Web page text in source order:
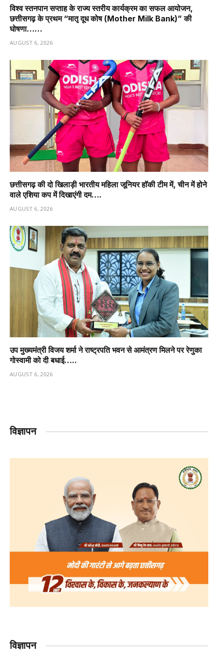
विश्व स्तनपान सप्ताह के राज्य स्तरीय कार्यक्रम का सफल आयोजन,
छत्तीसगढ़ के प्रथम “मातृ दूध कोष (Mother Milk Bank)” की
घोषणा……
AUGUST 6, 2026
छत्तीसगढ़ की दो खिलाड़ी भारतीय महिला जूनियर हॉकी टीम में, चीन में होने
वाले एशिया कप में दिखाएंगी दम….
AUGUST 6, 2026
उप मुख्यमंत्री विजय शर्मा ने राष्ट्रपति भवन से आमंत्रण मिलने पर रेणुका
गोस्वामी को दी बधाई…..
AUGUST 6, 2026
विज्ञापन
विज्ञापन